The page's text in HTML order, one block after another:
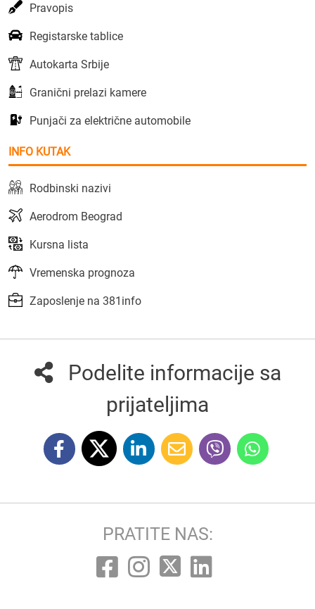
Pravopis
Registarske tablice
Autokarta Srbije
Granični prelazi kamere
Punjači za električne automobile
INFO KUTAK
Rodbinski nazivi
Aerodrom Beograd
Kursna lista
Vremenska prognoza
Zaposlenje na 381info
Podelite informacije sa
prijateljima
PRATITE NAS: